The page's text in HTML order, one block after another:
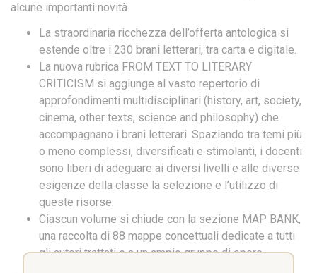
alcune importanti novità.
La straordinaria ricchezza dell’offerta antologica si
estende oltre i 230 brani letterari, tra carta e digitale.
La nuova rubrica FROM TEXT TO LITERARY
CRITICISM si aggiunge al vasto repertorio di
approfondimenti multidisciplinari (history, art, society,
cinema, other texts, science and philosophy) che
accompagnano i brani letterari. Spaziando tra temi più
o meno complessi, diversificati e stimolanti, i docenti
sono liberi di adeguare ai diversi livelli e alle diverse
esigenze della classe la selezione e l’utilizzo di
queste risorse.
Ciascun volume si chiude con la sezione MAP BANK,
una raccolta di 88 mappe concettuali dedicate a tutti
gli autori trattati e a un ampio gruppo di opere.